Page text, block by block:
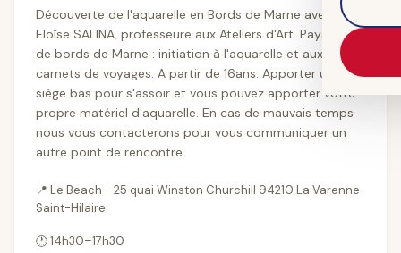
Découverte de l'aquarelle en Bords de Marne avec
Eloïse SALINA, professeure aux Ateliers d'Art. Paysages
de bords de Marne : initiation à l'aquarelle et aux
carnets de voyages. A partir de 16ans. Apporter un
siège bas pour s'assoir et vous pouvez apporter votre
propre matériel d'aquarelle. En cas de mauvais temps
nous vous contacterons pour vous communiquer un
autre point de rencontre.
📍 Le Beach - 25 quai Winston Churchill 94210 La Varenne
Saint-Hilaire
🕐14h30–17h30